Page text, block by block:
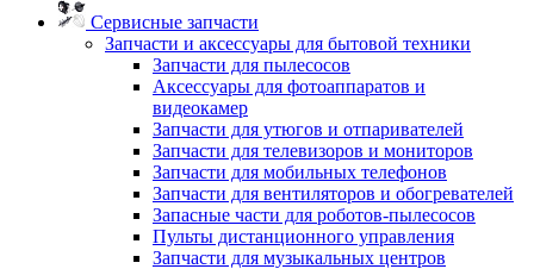
Сервисные запчасти
Запчасти и аксессуары для бытовой техники
Запчасти для пылесосов
Аксессуары для фотоаппаратов и
видеокамер
Запчасти для утюгов и отпаривателей
Запчасти для телевизоров и мониторов
Запчасти для мобильных телефонов
Запчасти для вентиляторов и обогревателей
Запасные части для роботов-пылесосов
Пульты дистанционного управления
Запчасти для музыкальных центров